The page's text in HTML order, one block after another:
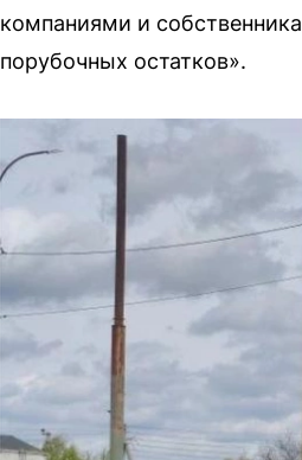
компаниями и
порубочных остатков».